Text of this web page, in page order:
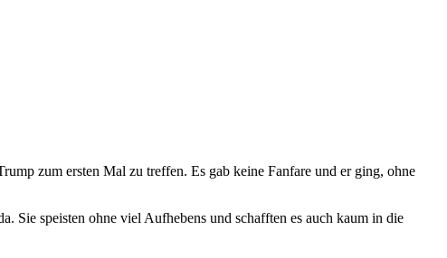
zum ersten Mal zu treffen. Es gab keine Fanfare und er ging, ohne
Sie speisten ohne viel Aufhebens und schafften es auch kaum in die